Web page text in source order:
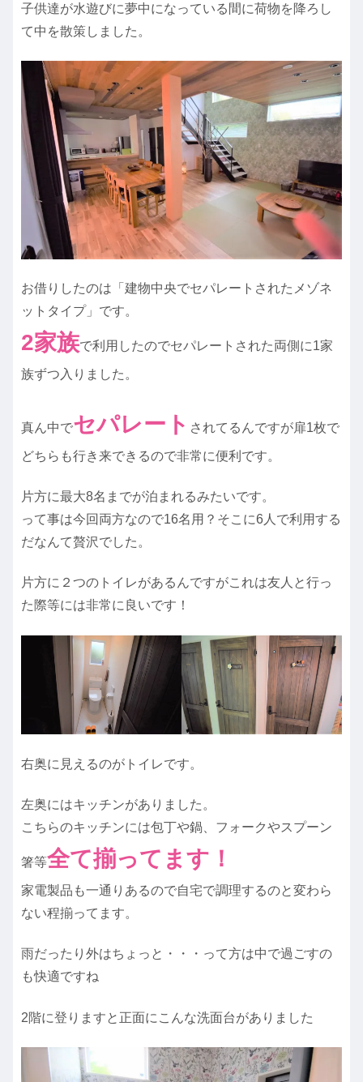
子供達が水遊びに夢中になっている間に荷物を降ろし
て中を散策しました。
お借りしたのは「建物中央でセパレートされたメゾネ
ットタイプ」です。
2家族で利用したのでセパレートされた両側に1家
族ずつ入りました。
真ん中でセパレート されてるんですが扉1枚で
どちらも行き来できるので非常に便利です。
片方に最大8名までが泊まれるみたいです。
って事は今回両方なので16名用？そこに6人で利用する
だなんて贅沢でした。
片方に２つのトイレがあるんですがこれは友人と行っ
た際等には非常に良いです！
右奥に見えるのがトイレです。
左奥にはキッチンがありました。
こちらのキッチンには包丁や鍋、フォークやスプーン
箸等全て揃ってます！
家電製品も一通りあるので自宅で調理するのと変わら
ない程揃ってます。
雨だったり外はちょっと・・・って方は中で過ごすの
も快適ですね
2階に登りますと正面にこんな洗面台がありました